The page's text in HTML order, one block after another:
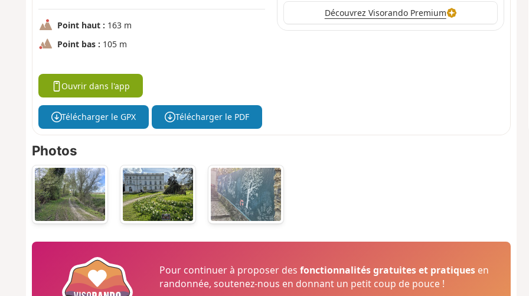
Point haut : 163 m
Point bas : 105 m
Découvrez Visorando Premium
Ouvrir dans l'app
Télécharger le GPX Télécharger le PDF
Photos
Pour continuer à proposer desfonctionnalités gratuites et pratiques en
randonnée, soutenez-nous en donnant un petit coup de pouce !